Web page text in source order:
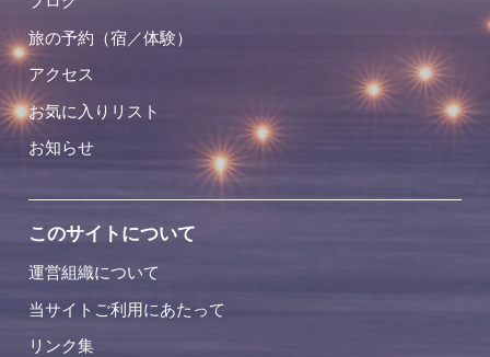
旅の予約（宿／体験）
アクセス
お気に入りリスト
お知らせ
このサイトについて
運営組織について
当サイトご利用にあたって
リンク集